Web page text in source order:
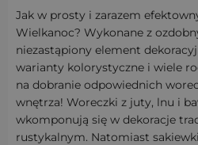
Jak w prosty i zarazem
Wielkanoc? Wykonane z
niezastąpiony element
warianty kolorystyczne i wiele
na dobranie odpowiednich
wnętrza! Woreczki z juty, lnu i
wkomponują się w dekoracje
rustykalnym. Natomiast